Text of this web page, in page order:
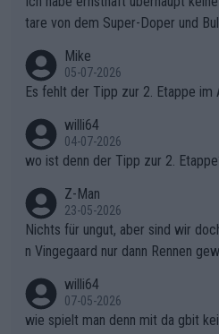
war das Loch zu Niewiadoma
en.Teurer Sekundenpoker: Die
Rückstand im Gesamtklassement
gibt. Diese Etappe wird sicher als
unkt dieser Tour in die Geschichte
einem harten Aufstieg einmal den
onkurrentin die "zweite Luft"
g kaum noch zu reparieren.Vor
ichtung Nizza. Niewiadoma hat
er SD Worx und Vollering
n)
tare von dem Super-Doper und
r die gehört nicht in dieses Medium!
Mike
05-07-2026
Es fehlt der Tipp zur 2. Etappe im
willi64
04-07-2026
wo ist denn der Tipp zur 2.
Z-Man
23-05-2026
Nichts für ungut, aber sind wir
n Vingegaard nur dann Rennen
willi64
07-05-2026
wie spielt man denn mit da gbit